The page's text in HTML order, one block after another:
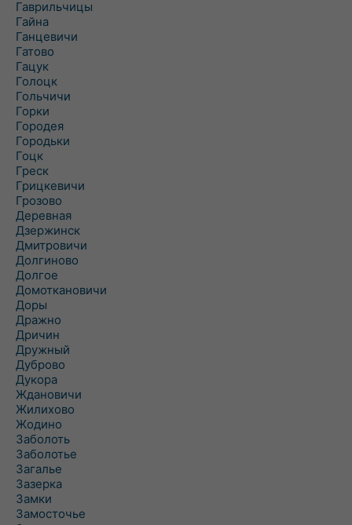
Гаврильчицы
Гайна
Ганцевичи
Гатово
Гацук
Голоцк
Гольчичи
Горки
Городея
Городьки
Гоцк
Греск
Грицкевичи
Грозово
Деревная
Дзержинск
Дмитровичи
Долгиново
Долгое
Домоткановичи
Доры
Дражно
Дричин
Дружный
Дуброво
Дукора
Ждановичи
Жилихово
Жодино
Заболоть
Заболотье
Загалье
Зазерка
Замки
Замосточье